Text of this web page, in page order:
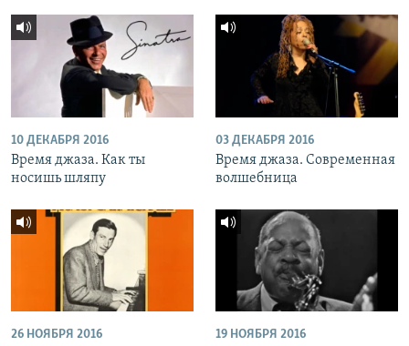
10 ДЕКАБРЯ 2016
Время джаза. Как ты
носишь шляпу
03 ДЕКАБРЯ 2016
Время джаза. Современная
волшебница
26 НОЯБРЯ 2016 19 НОЯБРЯ 2016